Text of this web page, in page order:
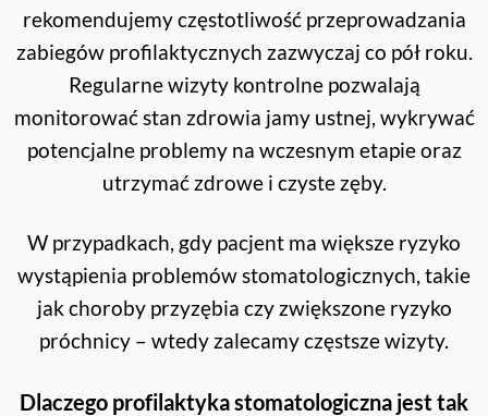
rekomendujemy częstotliwość przeprowadzania
zabiegów profilaktycznych zazwyczaj co pół roku.
Regularne wizyty kontrolne pozwalają
monitorować stan zdrowia jamy ustnej, wykrywać
potencjalne problemy na wczesnym etapie oraz
utrzymać zdrowe i czyste zęby.
W przypadkach, gdy pacjent ma większe ryzyko
wystąpienia problemów stomatologicznych, takie
jak choroby przyzębia czy zwiększone ryzyko
próchnicy – wtedy zalecamy częstsze wizyty.
Dlaczego profilaktyka stomatologiczna jest tak